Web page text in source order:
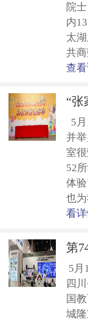
院
内
太
共
查
5
并
室
52
体
也
看
5月
四
国
城隆